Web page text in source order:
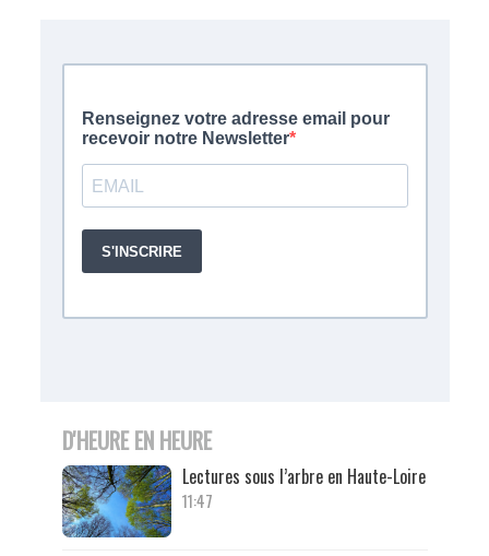
D'HEURE EN HEURE
Lectures sous l’arbre en Haute-Loire
11:47